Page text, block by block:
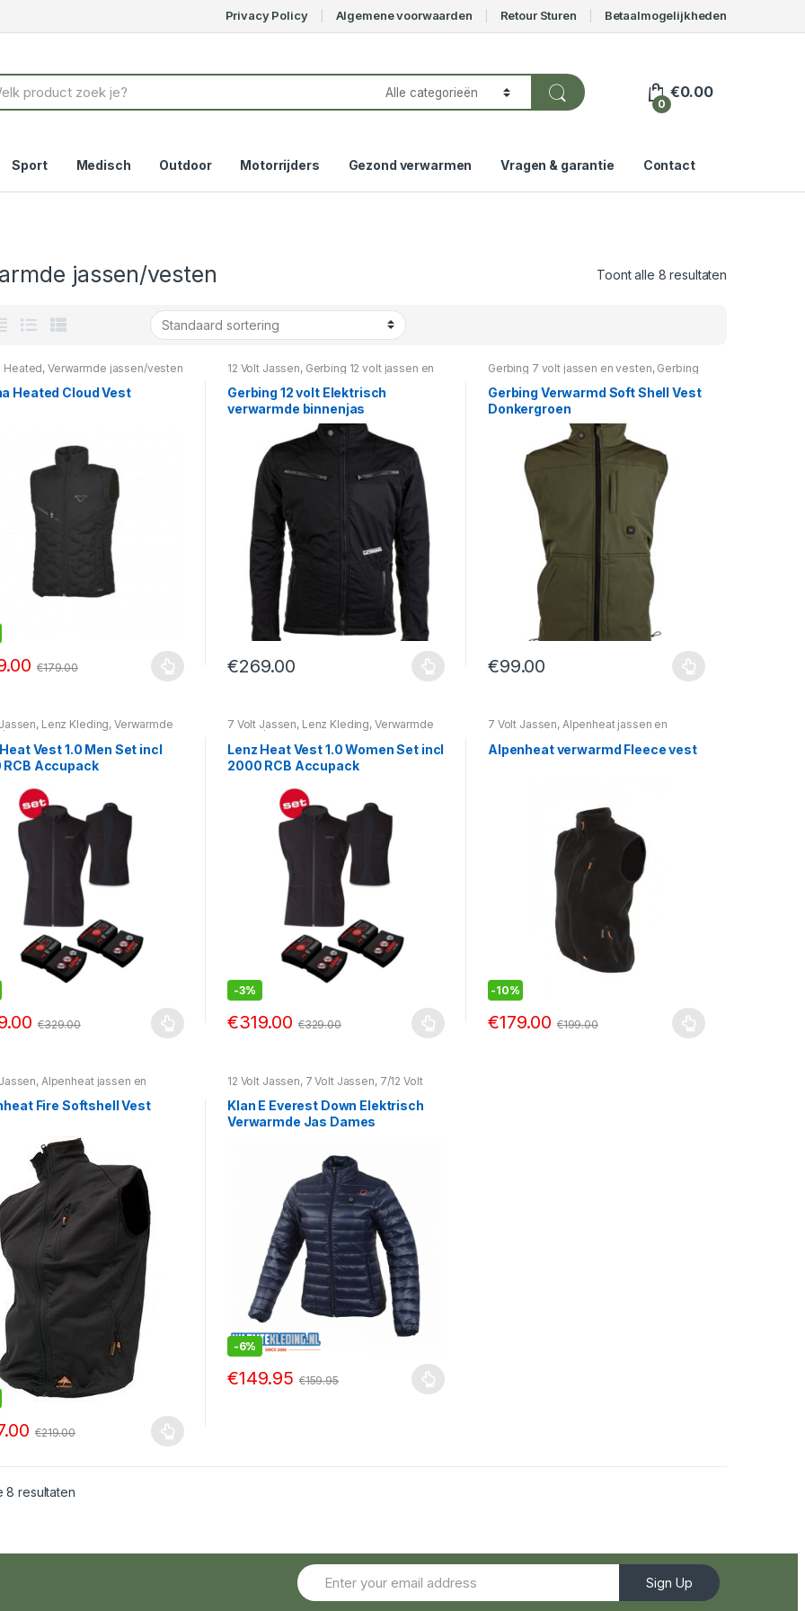
Privacy Policy Algemene voorwaarden Retour Sturen Betaalmogelijkheden
0
€0.00
Sport Medisch Outdoor Motorrijders Gezond verwarmen Vragen & garantie Contact
jassen/vesten Toont alle 8 resultaten
Heated,Verwarmde jassen/vesten
Heated Cloud Vest
€179.00
12 Volt Jassen, Gerbing 12 volt jassen en
jassen/vesten
Gerbing 12 volt Elektrisch
verwarmde binnenjas
€269.00
Gerbing 7 volt jassen en vesten, Gerbing
Gerbing Verwarmd Soft Shell Vest
Donkergroen
€99.00
, Lenz Kleding, Verwarmde
vesten
Vest 1.0 Men Set incl
RCB Accupack
€329.00
7 Volt Jassen, Lenz Kleding, Verwarmde
jassen/vesten
Lenz Heat Vest 1.0 Women Set incl
2000 RCB Accupack
-3%
€319.00 €329.00
7 Volt Jassen, Alpenheat jassen en
Alpenheat Kleding
jassen/vesten
Alpenheat verwarmd Fleece vest
-10%
€179.00 €199.00
, Alpenheat jassen en
vestenFire Softshell Vest
€219.00
12 Volt Jassen, 7 Volt Jassen, 7/12 Volt
Kleding ,Verwarmde jassen/vesten
Klan E Everest Down Elektrisch
Verwarmde Jas Dames
-6%
€149.95 €159.95
8 resultaten
Sign Up